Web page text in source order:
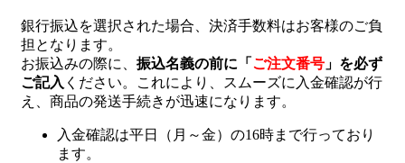
銀行振込を選択された場合、決済手数料はお客様のご負
担となります。
お振込みの際に、 振込名義の前に「 ご注文番号 」を必ず
ご記入 ください。これにより、スムーズに入金確認が行
え、商品の発送手続きが迅速になります。
入金確認は平日（月～金）の16時まで行っており
ます。